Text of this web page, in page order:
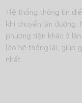
Hệ thống thông tin
khi chuyển làn đường.
phương tiện khác ở
léo hệ thống lái, giúp
nhất.